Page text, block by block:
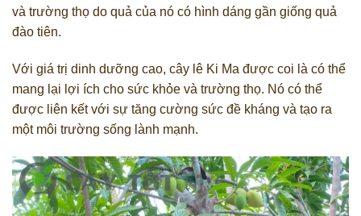
và trường thọ do quả của nó có hình dáng gần giống quả
đào tiên.
Với giá trị dinh dưỡng cao, cây lê Ki Ma được coi là có thể
mang lại lợi ích cho sức khỏe và trường thọ. Nó có thể
được liên kết với sự tăng cường sức đề kháng và tạo ra
một môi trường sống lành mạnh.